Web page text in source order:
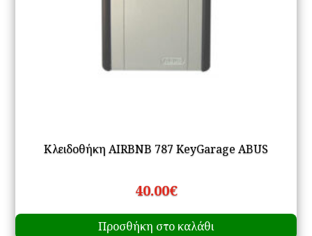
Κλειδοθήκη AIRBNB 787 KeyGarage ABUS
40.00€
Προσθήκη στο καλάθι